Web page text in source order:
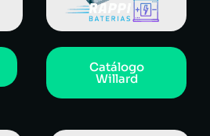
Catálogo
Willard